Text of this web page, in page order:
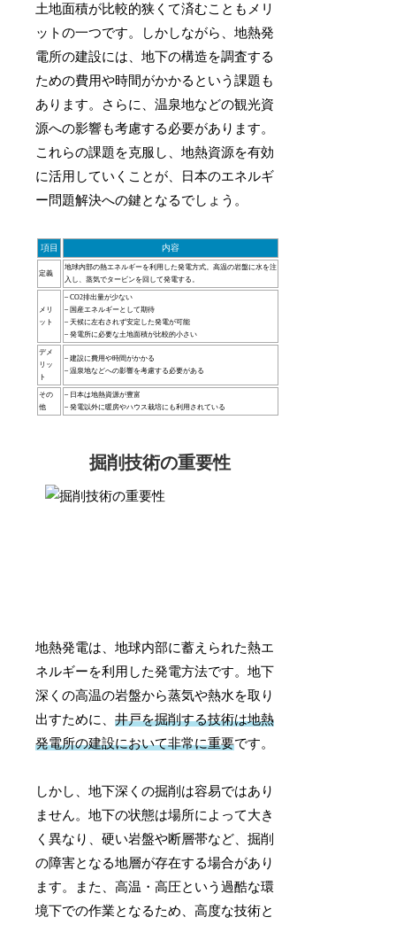
土地面積が比較的狭くて済むこともメリ
ットの一つです。しかしながら、地熱発
電所の建設には、地下の構造を調査する
ための費用や時間がかかるという課題も
あります。さらに、温泉地などの観光資
源への影響も考慮する必要があります。
これらの課題を克服し、地熱資源を有効
に活用していくことが、日本のエネルギ
ー問題解決への鍵となるでしょう。
項目 内容
定義
地球内部の熱エネルギーを利用した発電方式。高温の岩盤に水を注
入し、蒸気でタービンを回して発電する。
メリ
ット
– CO2排出量が少ない
– 国産エネルギーとして期待
– 天候に左右されず安定した発電が可能
– 発電所に必要な土地面積が比較的小さい
デメ
リッ
ト
– 建設に費用や時間がかかる
– 温泉地などへの影響を考慮する必要がある
その
他
– 日本は地熱資源が豊富
– 発電以外に暖房やハウス栽培にも利用されている
掘削技術の重要性
地熱発電は、地球内部に蓄えられた熱エ
ネルギーを利用した発電方法です。地下
深くの高温の岩盤から蒸気や熱水を取り
出すために、井戸を掘削する技術は地熱
発電所の建設において非常に重要です。
しかし、地下深くの掘削は容易ではあり
ません。地下の状態は場所によって大き
く異なり、硬い岩盤や断層帯など、掘削
の障害となる地層が存在する場合があり
ます。また、高温・高圧という過酷な環
境下での作業となるため、高度な技術と